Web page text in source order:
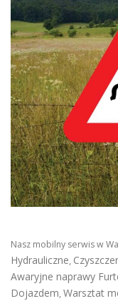
Nasz mobilny serwis w
Hydrauliczne,
Awaryjne naprawy
Dojazdem, Warsztat